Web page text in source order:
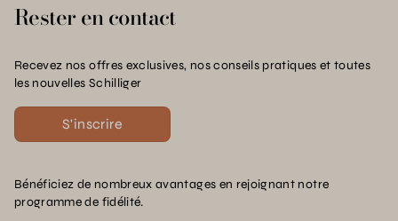
Rester en contact
Recevez nos offres exclusives, nos conseils pratiques et toutes
les nouvelles Schilliger
S'inscrire
Bénéficiez de nombreux avantages en rejoignant notre
programme de fidélité.